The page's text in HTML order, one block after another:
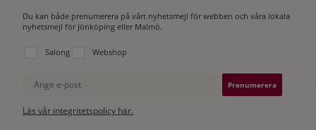
Du kan både prenumerera på vårt nyhetsmejl för webben och våra lokala
nyhetsmejl för Jönköping eller Malmö.
Välj vilken lista du vill prenumerera på:
Salong Webshop
Ange e-post
Läs vår integritetspolicy här.